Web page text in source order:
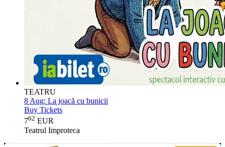
TEATRU
8 Aug: La joacă cu bunicii
Buy Tickets
762 EUR
Teatrul Improteca